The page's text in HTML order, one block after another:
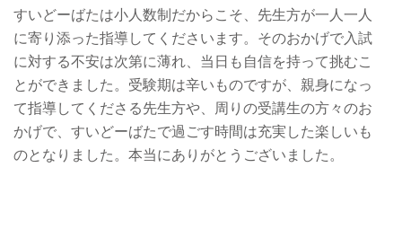
すいどーばたは小人数制だからこそ、先生方が一人一人
に寄り添った指導してくださいます。そのおかげで入試
に対する不安は次第に薄れ、当日も自信を持って挑むこ
とができました。受験期は辛いものですが、親身になっ
て指導してくださる先生方や、周りの受講生の方々のお
かげで、すいどーばたで過ごす時間は充実した楽しいも
のとなりました。本当にありがとうございました。